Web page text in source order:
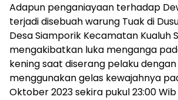
Adapun penganiayaan terhadap
terjadi disebuah warung Tuak di
Desa Siamporik Kecamatan Kualuh
mengakibatkan luka menganga
kening saat diserang pelaku
menggunakan gelas kewajahnya
Oktober 2023 sekira pukul 23:00